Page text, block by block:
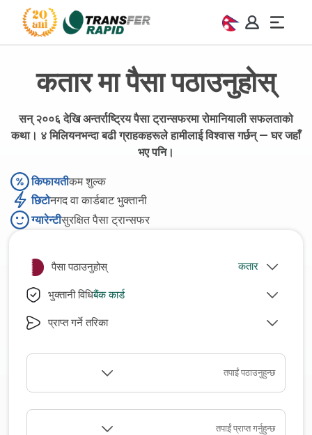
कतार मा पैसा पठाउनुहोस्
सन् २००६ देखि अन्तर्राष्ट्रिय पैसा ट्रान्सफरमा रोमानियाली सफलताको
कथा। ४ मिलियनभन्दा बढी ग्राहकहरूले हामीलाई विश्वास गर्छन् — घर जहाँ
भए पनि।
किफायतीकम शुल्क
छिटोनगद वा कार्डबाट भुक्तानी
ग्यारेन्टीसुरक्षित पैसा ट्रान्सफर
पैसा पठाउनुहोस्
भुक्तानी विधिबैंक कार्ड
प्राप्त गर्ने तरिका
तपाईं पठाउनुहुन्छ
तपाईं प्राप्त गर्नुहुन्छ